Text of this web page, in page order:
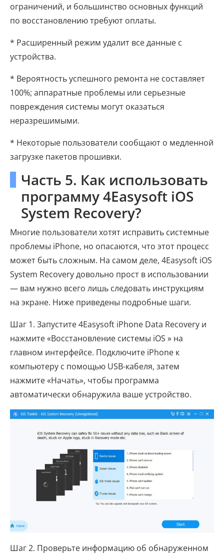
ограничений, и большинство основных функций
по восстановлению требуют оплаты.
* Расширенный режим удалит все данные с
устройства.
* Вероятность успешного ремонта не составляет
100%; аппаратные проблемы или серьезные
повреждения системы могут оказаться
неразрешимыми.
* Некоторые пользователи сообщают о медленной
загрузке пакетов прошивки.
Часть 5. Как использовать
программу 4Easysoft iOS
System Recovery?
Многие пользователи хотят исправить системные
проблемы iPhone, но опасаются, что этот процесс
может быть сложным. На самом деле, 4Easysoft iOS
System Recovery довольно прост в использовании
— вам нужно всего лишь следовать инструкциям
на экране. Ниже приведены подробные шаги.
Шаг 1. Запустите 4Easysoft iPhone Data Recovery и
нажмите «Восстановление системы iOS » на
главном интерфейсе. Подключите iPhone к
компьютеру с помощью USB-кабеля, затем
нажмите «Начать», чтобы программа
автоматически обнаружила ваше устройство.
Шаг 2. Проверьте информацию об обнаруженном